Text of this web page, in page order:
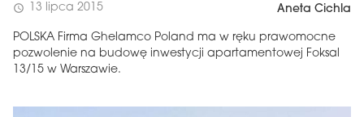
schedule 13 lipca 2015 Aneta Cichla
POLSKA Firma Ghelamco Poland ma w ręku prawomocne
pozwolenie na budowę inwestycji apartamentowej Foksal
13/15 w Warszawie.